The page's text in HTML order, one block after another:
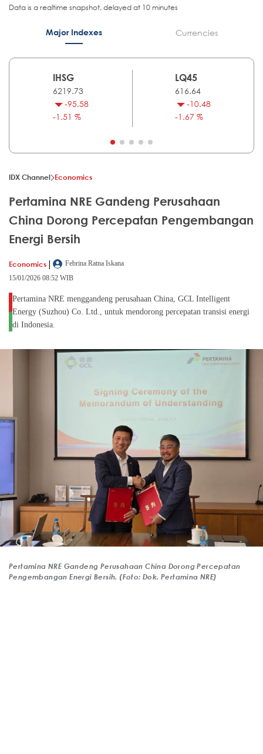
Data is a realtime snapshot, delayed at 10 minutes
Major Indexes Currencies
IHSG
6219.73
-95.58
-1.51 %
LQ45
616.64
-10.48
-1.67 %
IDX Channel Economics
Pertamina NRE Gandeng Perusahaan
China Dorong Percepatan Pengembangan
Energi Bersih
Economics |
Febrina Ratna Iskana
15/01/2026 08:52 WIB
Pertamina NRE menggandeng perusahaan China, GCL Intelligent
Energy (Suzhou) Co. Ltd., untuk mendorong percepatan transisi energi
di Indonesia.
Pertamina NRE Gandeng Perusahaan China Dorong Percepatan
Pengembangan Energi Bersih. (Foto: Dok. Pertamina NRE)